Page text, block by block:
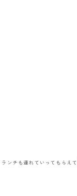
ンチも連れていってもらえて